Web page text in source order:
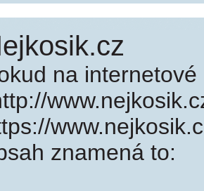
na
znamená to: